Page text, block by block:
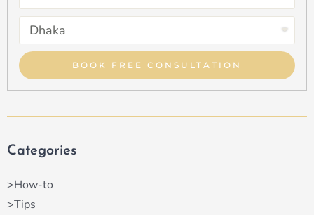
Property
Type
Select
Property
Type
BOOK FREE CONSULTATION
Categories
>How-to
>Tips